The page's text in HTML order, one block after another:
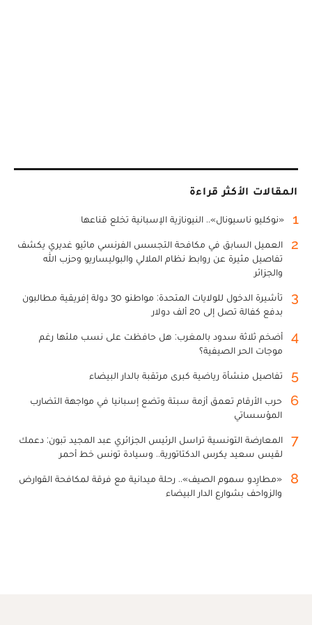
المقالات الأكثر قراءة
1 «نوكليو ناسيونال».. النيونازية الإسبانية تخلع قناعها
2
العميل السابق في مكافحة التجسس الفرنسي ماثيو غديري يكشف
تفاصيل مثيرة عن روابط نظام الملالي والبوليساريو وحزب الله
والجزائر
3
تأشيرة الدخول للولايات المتحدة: مواطنو 30 دولة إفريقية مطالبون
بدفع كفالة تصل إلى 20 ألف دولار
4
أضخم ثلاثة سدود بالمغرب: هل حافظت على نسب ملئها رغم
موجات الحر الصيفية؟
5 تفاصيل منشأة رياضية كبرى مرتقبة بالدار البيضاء
6
حرب الأرقام تعمق أزمة سبتة وتضع إسبانيا في مواجهة التضارب
المؤسساتي
7
المعارضة التونسية تراسل الرئيس الجزائري عبد المجيد تبون: دعمك
لقيس سعيد يكرس الدكتاتورية.. وسيادة تونس خط أحمر
8
«مطارِدو سموم الصيف».. رحلة ميدانية مع فرقة لمكافحة القوارض
والزواحف بشوارع الدار البيضاء